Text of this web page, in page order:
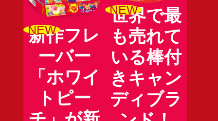
新作フレ
ーバー
「ホワイ
トピー
NEW
世界で最
も売れて
いる棒付
きキャン
ディブラ
NEW